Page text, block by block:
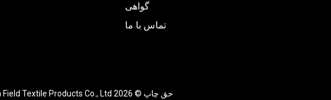
گواهی
تماس با ما
حق چاپ © 2026